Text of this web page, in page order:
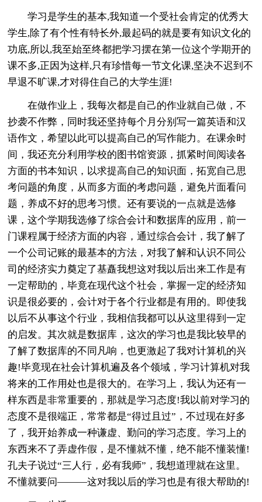
学习是学生的基本,我知道一个受社会肯定的优秀大
学生,除了有个性有特长外,最起码的就是要有知识文化的
功底,所以,我至始至终都把学习摆在第一位这个学期开的
课不多,正因为这样,只有珍惜每一节文化课,坚决不迟到不
早退不旷课,才对得住自己的大学生涯!
在做作业上，我每次都是自己的作业就自己做，不
抄袭不作弊，同时我还坚持每个月分别写一篇英语和汉
语作文，希望以此可以提高自己的写作能力。在课余时
间，我还充分利用学校的图书馆资源，抓紧时间阅读各
方面的书本知识，以求提高自己的知识面，拓宽自己思
考问题的角度，从而多方面的考虑问题，避免片面看问
题，养成不好的思考习惯。还有要说的一点就是选修
课，这个学期我选修了综合会计和数据库的应用，前一
门课程属于经济方面的内容，通过综合会计，我了解了
一个公司记账的最基本的方法，对我了解和认识不同公
司的经济实力奠定了基矗我想这对我以后出来工作是有
一定帮助的，毕竟在现代这个社会，掌握一定的经济知
识是很必要的，会计对于各个行业都是有用的。即使我
以后不从事这个行业，我相信我都可以从这里得到一定
的启发。其次就是数据库，这次的学习也是我比较早的
了解了数据库的不同凡响，也更激起了我对计算机的兴
趣!毕竟现在社会计算机遍及各个领域，学习计算机对我
将来的工作用处也是很大的。在学习上，我认为还有一
样东西是非常重要的，那就是学习态度!我以前对学习的
态度不是很端正，常常都是“得过且过”，不过现在好多
了，我开始养成一种谦虚、勤问的学习态度。学习上的
东西来不了弄虚作假，是不懂就不懂，绝不能不懂装懂!
孔夫子说过“三人行，必有我师”，我想道理就在这里。
不懂就要问———这对我以后的学习也是有很大帮助的!